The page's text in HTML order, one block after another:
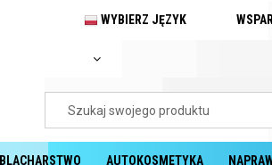
WYBIERZ JĘZYK
BLACHARSTWO AUTOKOSMETYKA